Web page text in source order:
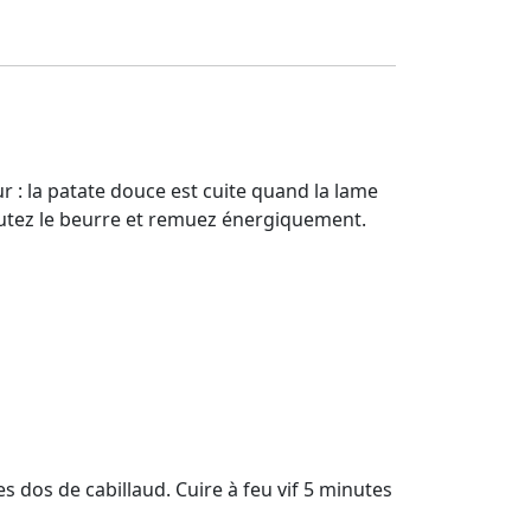
: la patate douce est cuite quand la lame
le beurre et remuez énergiquement.
dos de cabillaud. Cuire à feu vif 5 minutes